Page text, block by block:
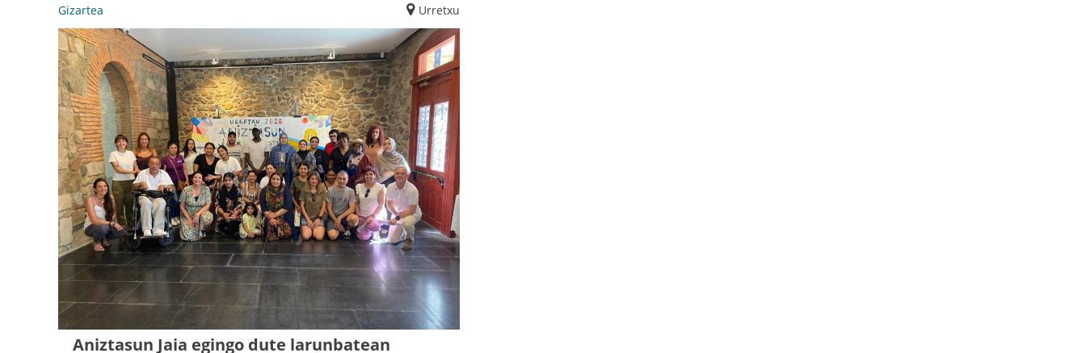
Gizartea Urretxu
Aniztasun Jaia egingo dute larunbatean